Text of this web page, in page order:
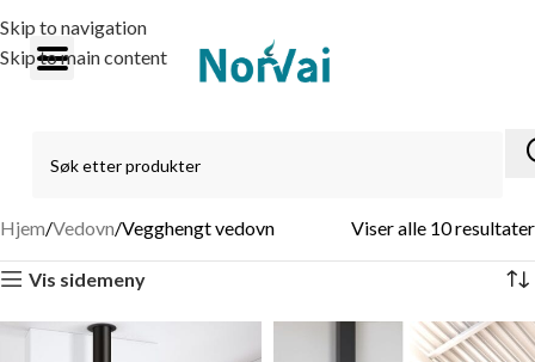
Skip to navigation
Skip to main content
Hjem Vedovn Vegghengt vedovn Viser alle 10 resultater
Vis sidemeny